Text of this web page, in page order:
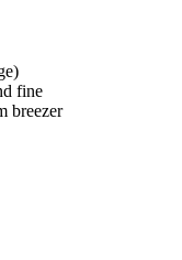
fine
breezer